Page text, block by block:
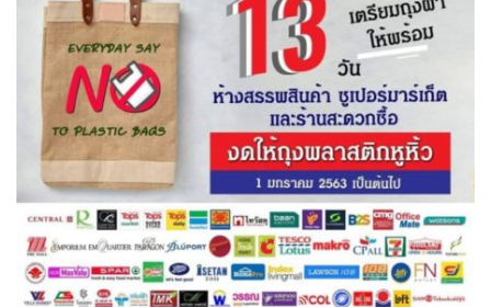
ข้อมูลประชากร
ข้อมูลพื้นฐานของศูนย์บริการนักท่องเที่ยว เทศบาลตำบลปัว
ขั้นตอนการขอรับบริการ
งบแสดงฐานะการคลัง
งบแสดงฐานะการเงิน เทศบาลตำบลปัว ประจำปีงบประมาณ 2561
ติดต่อหน่วยงาน